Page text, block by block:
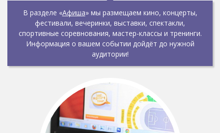
В разделе «Афиша» мы размещаем кино, концерты,
фестивали, вечеринки, выставки, спектакли,
спортивные соревнования, мастер-классы и тренинги.
Информация о вашем событии дойдёт до нужной
аудитории!